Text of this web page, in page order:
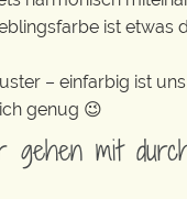
ist etwas
– einfarbig ist
genug 😉
gehen mit